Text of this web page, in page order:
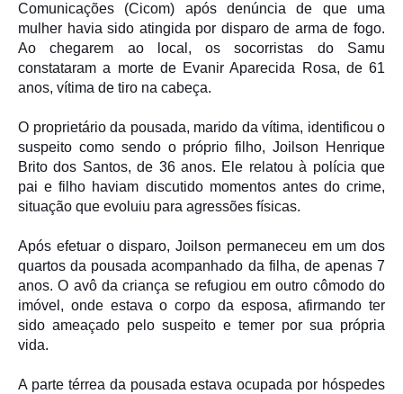
Comunicações (Cicom) após denúncia de que uma
mulher havia sido atingida por disparo de arma de fogo.
Ao chegarem ao local, os socorristas do Samu
constataram a morte de Evanir Aparecida Rosa, de 61
anos, vítima de tiro na cabeça.
O proprietário da pousada, marido da vítima, identificou o
suspeito como sendo o próprio filho, Joilson Henrique
Brito dos Santos, de 36 anos. Ele relatou à polícia que
pai e filho haviam discutido momentos antes do crime,
situação que evoluiu para agressões físicas.
Após efetuar o disparo, Joilson permaneceu em um dos
quartos da pousada acompanhado da filha, de apenas 7
anos. O avô da criança se refugiou em outro cômodo do
imóvel, onde estava o corpo da esposa, afirmando ter
sido ameaçado pelo suspeito e temer por sua própria
vida.
A parte térrea da pousada estava ocupada por hóspedes